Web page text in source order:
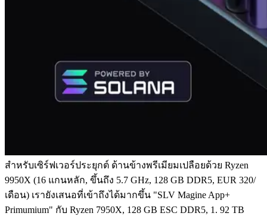
สําหรับเซิร์ฟเวอร์ประยุกต์ ด้านข้างพรีเมียมเปลือยด้วย Ryzen
9950X (16 แกนหลัก, ขึ้นถึง 5.7 GHz, 128 GB DDR5, EUR 320/
เดือน) เรายังเสนอที่เข้าถึงได้มากขึ้น "SLV Magine App+
Primumium" กับ Ryzen 7950X, 128 GB ESC DDR5, 1. 92 TB